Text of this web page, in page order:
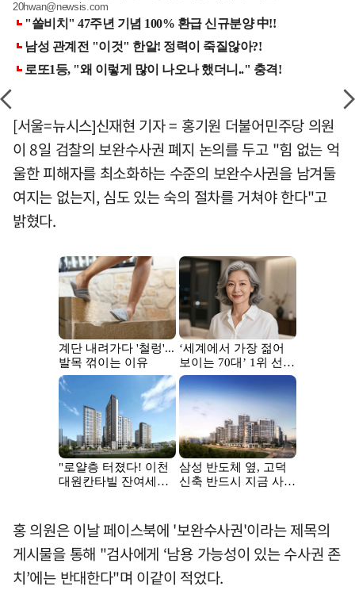
20hwan@newsis.com
[서울=뉴시스]신재현 기자 = 홍기원 더불어민주당 의원
이 8일 검찰의 보완수사권 폐지 논의를 두고 "힘 없는 억
울한 피해자를 최소화하는 수준의 보완수사권을 남겨둘
여지는 없는지, 심도 있는 숙의 절차를 거쳐야 한다"고
밝혔다.
홍 의원은 이날 페이스북에 '보완수사권'이라는 제목의
게시물을 통해 "검사에게 ‘남용 가능성이 있는 수사권 존
치’에는 반대한다"며 이같이 적었다.